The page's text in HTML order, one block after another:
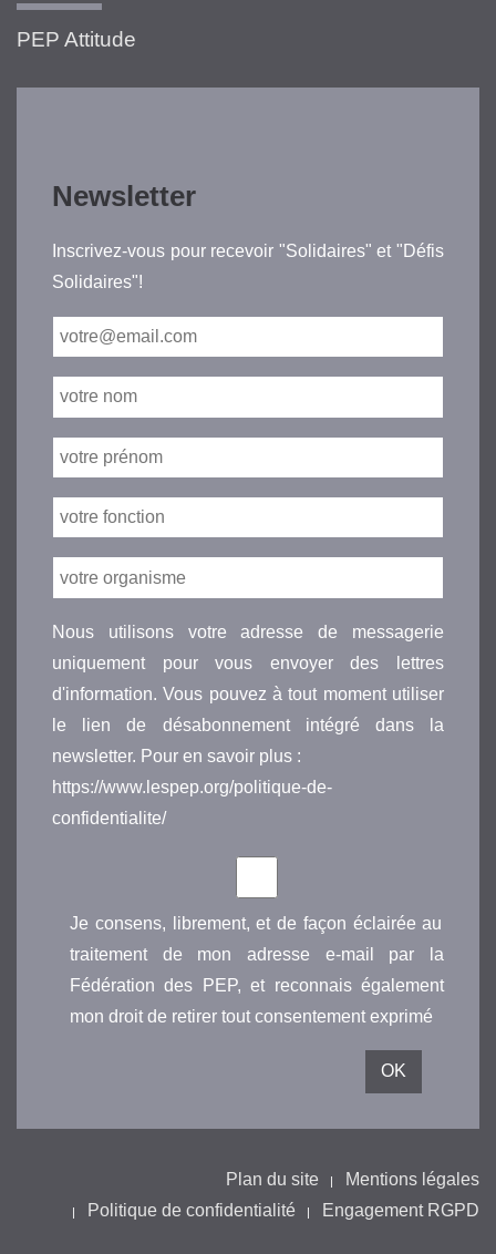
PEP Attitude
Newsletter
Inscrivez-vous pour recevoir "Solidaires" et "Défis
Solidaires"!
Nous utilisons votre adresse de messagerie
uniquement pour vous envoyer des lettres
d'information. Vous pouvez à tout moment utiliser
le lien de désabonnement intégré dans la
newsletter. Pour en savoir plus :
https://www.lespep.org/politique-de-
confidentialite/
Je consens, librement, et de façon éclairée au
traitement de mon adresse e-mail par la
Fédération des PEP, et reconnais également
mon droit de retirer tout consentement exprimé
Plan du site
Mentions légales
Politique de confidentialité
Engagement RGPD